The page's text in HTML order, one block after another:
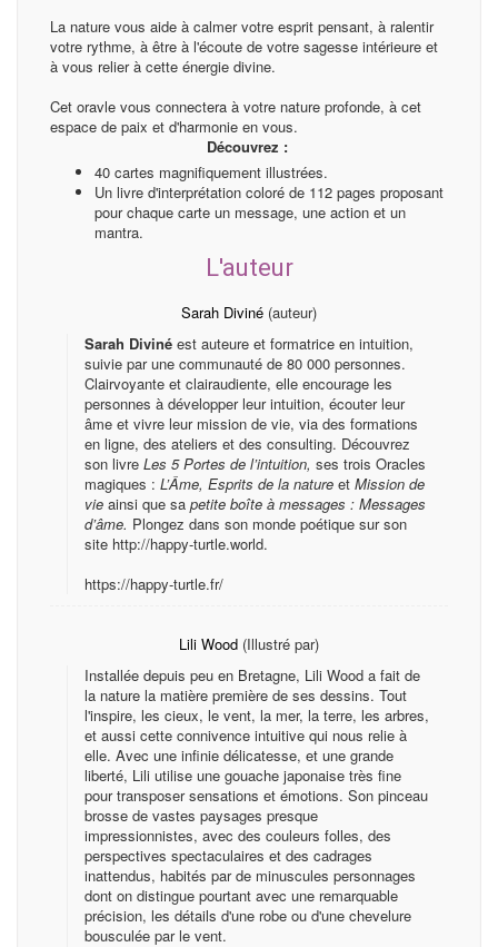
La nature vous aide à calmer votre esprit pensant, à ralentir
votre rythme, à être à l'écoute de votre sagesse intérieure et
à vous relier à cette énergie divine.
Cet oravle vous connectera à votre nature profonde, à cet
espace de paix et d'harmonie en vous.
Découvrez :
40 cartes magnifiquement illustrées.
Un livre d'interprétation coloré de 112 pages proposant
pour chaque carte un message, une action et un
mantra.
L'auteur
Sarah Diviné (auteur)
Sarah Diviné est auteure et formatrice en intuition,
suivie par une communauté de 80 000 personnes.
Clairvoyante et clairaudiente, elle encourage les
personnes à développer leur intuition, écouter leur
âme et vivre leur mission de vie, via des formations
en ligne, des ateliers et des consulting. Découvrez
son livre Les 5 Portes de l’intuition, ses trois Oracles
magiques : L’Âme, Esprits de la nature et Mission de
vie ainsi que sa petite boîte à messages : Messages
d’âme. Plongez dans son monde poétique sur son
site http://happy-turtle.world.
https://happy-turtle.fr/
Lili Wood (Illustré par)
Installée depuis peu en Bretagne, Lili Wood a fait de
la nature la matière première de ses dessins. Tout
l'inspire, les cieux, le vent, la mer, la terre, les arbres,
et aussi cette connivence intuitive qui nous relie à
elle. Avec une infinie délicatesse, et une grande
liberté, Lili utilise une gouache japonaise très fine
pour transposer sensations et émotions. Son pinceau
brosse de vastes paysages presque
impressionnistes, avec des couleurs folles, des
perspectives spectaculaires et des cadrages
inattendus, habités par de minuscules personnages
dont on distingue pourtant avec une remarquable
précision, les détails d'une robe ou d'une chevelure
bousculée par le vent.